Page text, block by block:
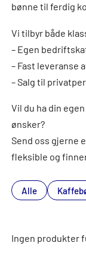
bønne til ferdig
Vi tilbyr både
– Egen
– Fast leveranse
– Salg til
Vil du ha din
ønsker?
Send oss gjerne
fleksible og
Alle
Ingen produkter